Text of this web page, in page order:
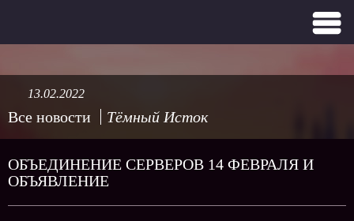
Все новости Тёмный Исток
13.02.2022
ОБЪЕДИНЕНИЕ СЕРВЕРОВ 14 ФЕВРАЛЯ И
ОБЪЯВЛЕНИЕ